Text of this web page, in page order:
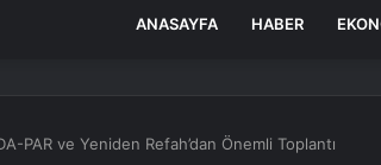
ANASAYFA HABER
PAR ve Yeniden Refah’dan Önemli Toplantı